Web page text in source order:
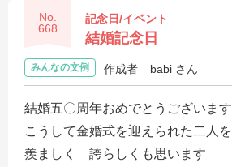
No.
668
記念日/イベント
結婚記念日
みんなの文例 作成者 babi さん
結婚五〇周年おめでとうございます
こうして金婚式を迎えられた二人を
羨ましく 誇らしくも思います